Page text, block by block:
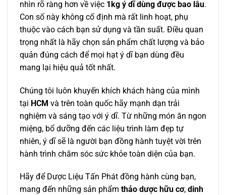
nhìn rõ ràng hơn về việc 1kg ý dĩ dùng được bao lâu.
Con số này không cố định mà rất linh hoạt, phụ
thuộc vào cách bạn sử dụng và tần suất. Điều quan
trọng nhất là hãy chọn sản phẩm chất lượng và bảo
quản đúng cách để mọi hạt ý dĩ bạn dùng đều
mang lại hiệu quả tốt nhất.
Chúng tôi luôn khuyến khích khách hàng của mình
tại HCM và trên toàn quốc hãy mạnh dạn trải
nghiệm và sáng tạo với ý dĩ. Từ những món ăn ngon
miệng, bổ dưỡng đến các liệu trình làm đẹp tự
nhiên, ý dĩ sẽ là người bạn đồng hành tuyệt vời trên
hành trình chăm sóc sức khỏe toàn diện của bạn.
Hãy để Dược Liệu Tấn Phát đồng hành cùng bạn,
mang đến những sản phẩm thảo dược hữu cơ, dinh